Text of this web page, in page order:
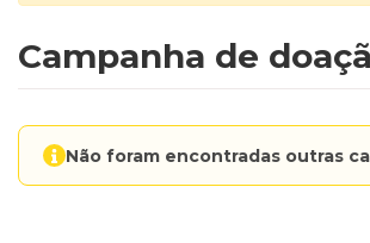
Campanha de
Não foram encontradas outras